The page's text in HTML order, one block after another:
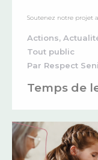
Soutenez notre projet
Actions,
Tout public
Par Respect
Temps de